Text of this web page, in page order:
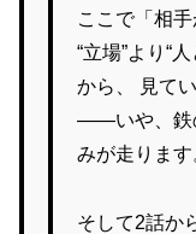
ここで「相
“立場”より“
から、 見て
――いや、鉄
みが走ります
そして2話か